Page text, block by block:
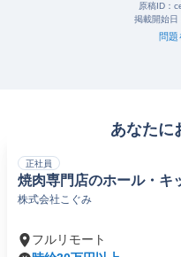
原稿ID：
掲載開始日
問題
あなたに
正社員
焼肉専門店のホール・キ
株式会社こぐみ
フルリモート